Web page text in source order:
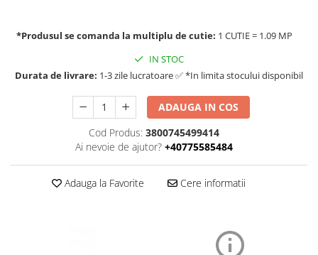
*Produsul se comanda la multiplu de cutie: 1 CUTIE = 1.09 MP
IN STOC
Durata de livrare: 1-3 zile lucratoare ✅ *In limita stocului disponibil
ADAUGA IN COS
Cod Produs: 3800745499414
Ai nevoie de ajutor? +40775585484
Adauga la Favorite Cere informatii